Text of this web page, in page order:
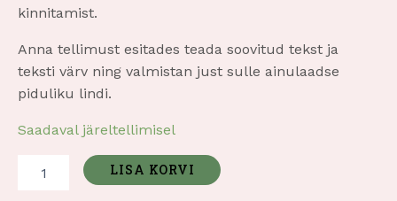
kinnitamist.
Anna tellimust esitades teada soovitud tekst ja
teksti värv ning valmistan just sulle ainulaadse
piduliku lindi.
Saadaval järeltellimisel
LISA KORVI